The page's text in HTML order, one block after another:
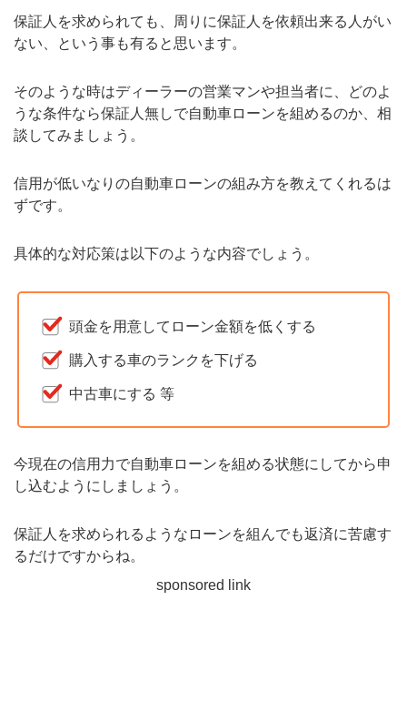
保証人を求められても、周りに保証人を依頼出来る人がい
ない、という事も有ると思います。
そのような時はディーラーの営業マンや担当者に、どのよ
うな条件なら保証人無しで自動車ローンを組めるのか、相
談してみましょう。
信用が低いなりの自動車ローンの組み方を教えてくれるは
ずです。
具体的な対応策は以下のような内容でしょう。
頭金を用意してローン金額を低くする
購入する車のランクを下げる
中古車にする 等
今現在の信用力で自動車ローンを組める状態にしてから申
し込むようにしましょう。
保証人を求められるようなローンを組んでも返済に苦慮す
るだけですからね。
sponsored link